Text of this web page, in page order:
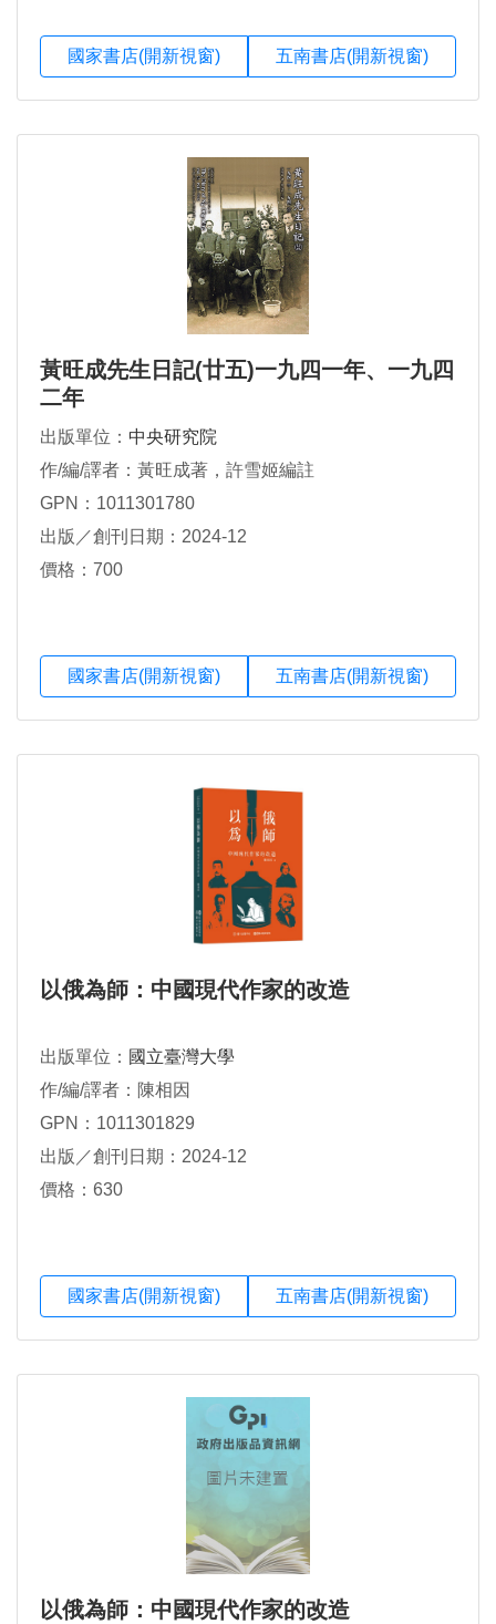
國家書店(開新視窗) 五南書店(開新視窗)
黃旺成先生日記(廿五)一九四一年、一九四
二年
出版單位： 中央研究院
作/編/譯者：黃旺成著，許雪姬編註
GPN：1011301780
出版／創刊日期：2024-12
價格：700
國家書店(開新視窗) 五南書店(開新視窗)
以俄為師：中國現代作家的改造
出版單位： 國立臺灣大學
作/編/譯者：陳相因
GPN：1011301829
出版／創刊日期：2024-12
價格：630
國家書店(開新視窗) 五南書店(開新視窗)
以俄為師：中國現代作家的改造